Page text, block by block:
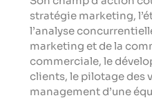
stratégie marketing,
l’analyse
marketing et de la
commerciale, le
clients, le pilotage des
management d’une